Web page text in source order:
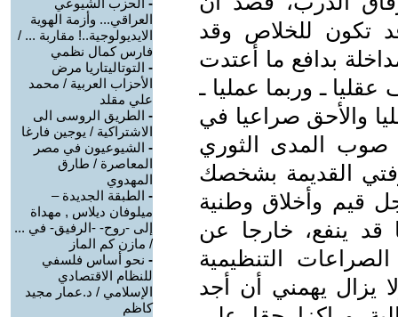
تكون للخلاص وقد
بدافع ما أعتدت
ـ وربما عمليا ـ
والأحق صراعيا في
صوب المدى الثوري
القديمة بشخصك
قيم وأخلاق وطنية
قد ينفع، خارجا عن
التنظيمية
يهمني أن أجد
- الحزب الشيوعي
العراقي... وأزمة الهوية
الايديولوجية..! مقاربة ... /
فارس كمال نظمي
- التوتاليتاريا مرض
الأحزاب العربية / محمد
علي مقلد
- الطريق الروسى الى
الاشتراكية / يوجين فارغا
- الشيوعيون في مصر
المعاصرة / طارق
المهدوي
- الطبقة الجديدة –
ميلوفان ديلاس , مهداة
إلى -روح- -الرفيق- في ...
/ مازن كم الماز
- نحو أساس فلسفي
للنظام الاقتصادي
الإسلامي / د.عمار مجيد
كاظم